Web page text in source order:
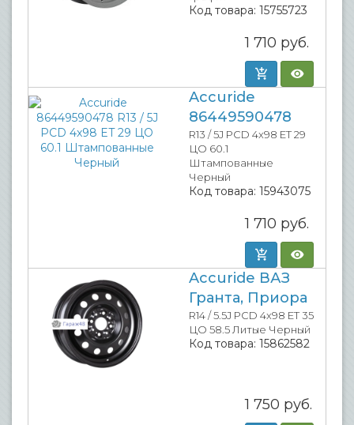
Код товара: 15755723
1 710 руб.
Accuride
86449590478
R13 / 5J PCD 4x98 ET 29
ЦО 60.1
Штампованные
Черный
Код товара: 15943075
1 710 руб.
Accuride ВАЗ
Гранта, Приора
R14 / 5.5J PCD 4x98 ET 35
ЦО 58.5 Литые Черный
Код товара: 15862582
1 750 руб.